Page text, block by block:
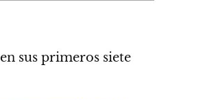
en sus primeros siete